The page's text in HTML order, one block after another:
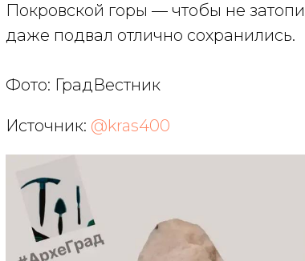
Покровской горы — чтобы не
даже подвал отлично сохранились.
Фото: ГрадВестник
Источник: @kras400